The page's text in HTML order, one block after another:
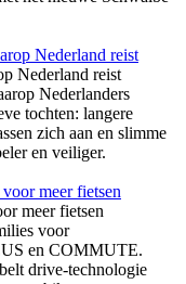
Nederland reist
Nederlanders
tochten: langere
zich aan en slimme
en veiliger.
meer fietsen
voor
en COMMUTE.
drive-technologie